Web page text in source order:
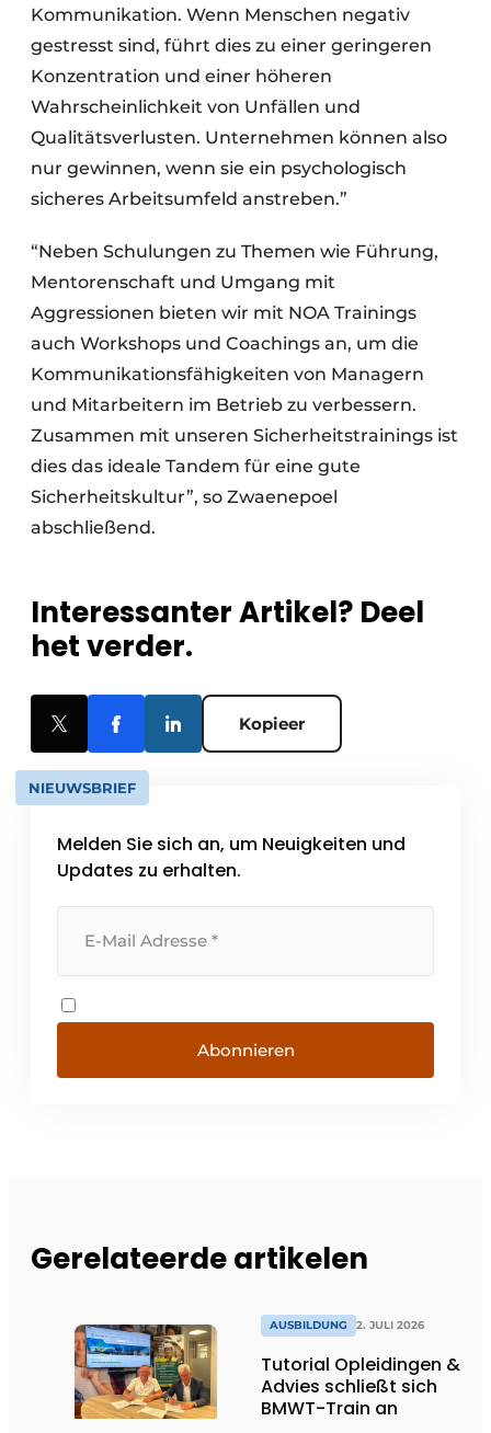
Kommunikation. Wenn Menschen negativ
gestresst sind, führt dies zu einer geringeren
Konzentration und einer höheren
Wahrscheinlichkeit von Unfällen und
Qualitätsverlusten. Unternehmen können also
nur gewinnen, wenn sie ein psychologisch
sicheres Arbeitsumfeld anstreben.”
“Neben Schulungen zu Themen wie Führung,
Mentorenschaft und Umgang mit
Aggressionen bieten wir mit NOA Trainings
auch Workshops und Coachings an, um die
Kommunikationsfähigkeiten von Managern
und Mitarbeitern im Betrieb zu verbessern.
Zusammen mit unseren Sicherheitstrainings ist
dies das ideale Tandem für eine gute
Sicherheitskultur”, so Zwaenepoel
abschließend.
Interessanter Artikel? Deel
het verder.
Kopieer
NIEUWSBRIEF
Melden Sie sich an, um Neuigkeiten und
Updates zu erhalten.
Abonnieren
Gerelateerde artikelen
AUSBILDUNG 2. JULI 2026
Tutorial Opleidingen &
Advies schließt sich
BMWT-Train an